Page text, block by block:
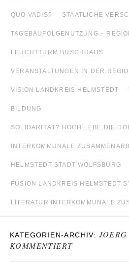
QUO VADIS? STAATLICHE
TAGEBAUFOLGENUTZUNG –
LEUCHTTURM BUSCHHAUS
VERANSTALTUNGEN IN DER
VISION LANDKREIS HELMSTEDT
BILDUNG
SOLIDARITÄT? HOCH LEBE DIE
INTERKOMMUNALE
HELMSTEDT STADT WOLFSBURG
FUSION LANDKREIS HELMSTEDT
LITERATUR INTERKOMMUNALE
KATEGORIEN-ARCHIV:
KOMMENTIERT